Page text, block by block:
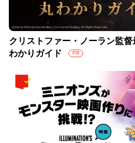
クリストファー・ノーラン監
わかりガイド
PR